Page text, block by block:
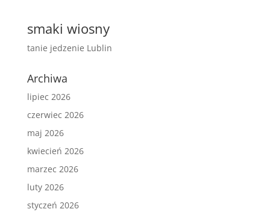
smaki wiosny
tanie jedzenie Lublin
Archiwa
lipiec 2026
czerwiec 2026
maj 2026
kwiecień 2026
marzec 2026
luty 2026
styczeń 2026